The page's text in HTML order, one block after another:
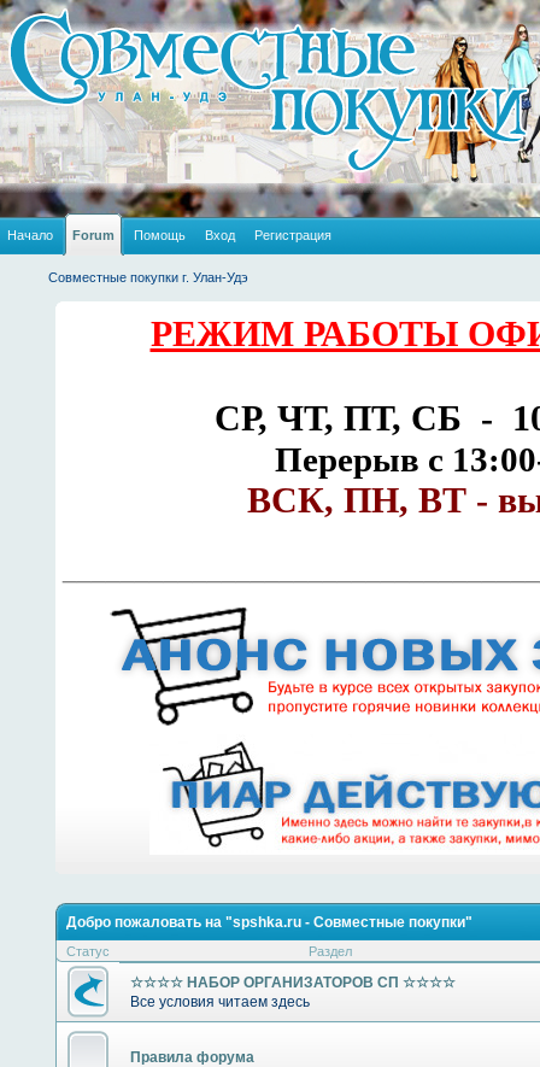
Начало Forum Помощь Вход Регистрация
Совместные покупки г. Улан-Удэ
РЕЖИМ РАБОТЫ
СР, ЧТ, ПТ, СБ -
Перерыв с
ВСК, ПН, ВТ -
Добро пожаловать на "spshka.ru - Совместные покупки"
Статус Раздел
☆☆☆☆ НАБОР ОРГАНИЗАТОРОВ СП ☆☆☆☆
Все условия читаем здесь
Правила форума